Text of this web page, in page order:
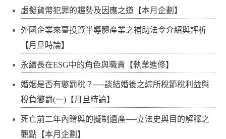
虛擬貨幣犯罪的趨勢及因應之道【本月企劃】
外國企業來臺投資半導體產業之補助法令介紹與評析
【月旦時論】
永續長在ESG中的角色與職責【執業進修】
婚姻是否有懲罰稅？──談結婚後之綜所稅節稅利益與
稅負懲罰(一)【月旦時論】
死亡前二年內贈與的擬制遺產──立法史與目的解釋之
觀點【本月企劃】